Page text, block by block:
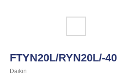
FTYN20L/RYN20L/-40
Daikin